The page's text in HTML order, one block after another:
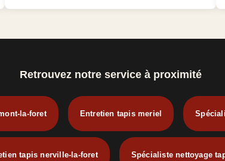
Retrouvez notre service à proximité
la-foret Entretien tapis meriel
tapis nerville-la-foret Spécialiste nettoyage